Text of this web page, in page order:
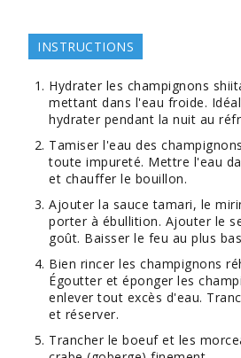
INSTRUCTIONS
Hydrater les champignons
mettant dans l'eau froide.
hydrater pendant la nuit au
Tamiser l'eau des
toute impureté. Mettre l'eau
et chauffer le bouillon.
Ajouter la sauce tamari, le
porter à ébullition. Ajouter le
goût. Baisser le feu au plus
Bien rincer les champignons
Égoutter et éponger les
enlever tout excès d'eau.
et réserver.
Trancher le boeuf et les